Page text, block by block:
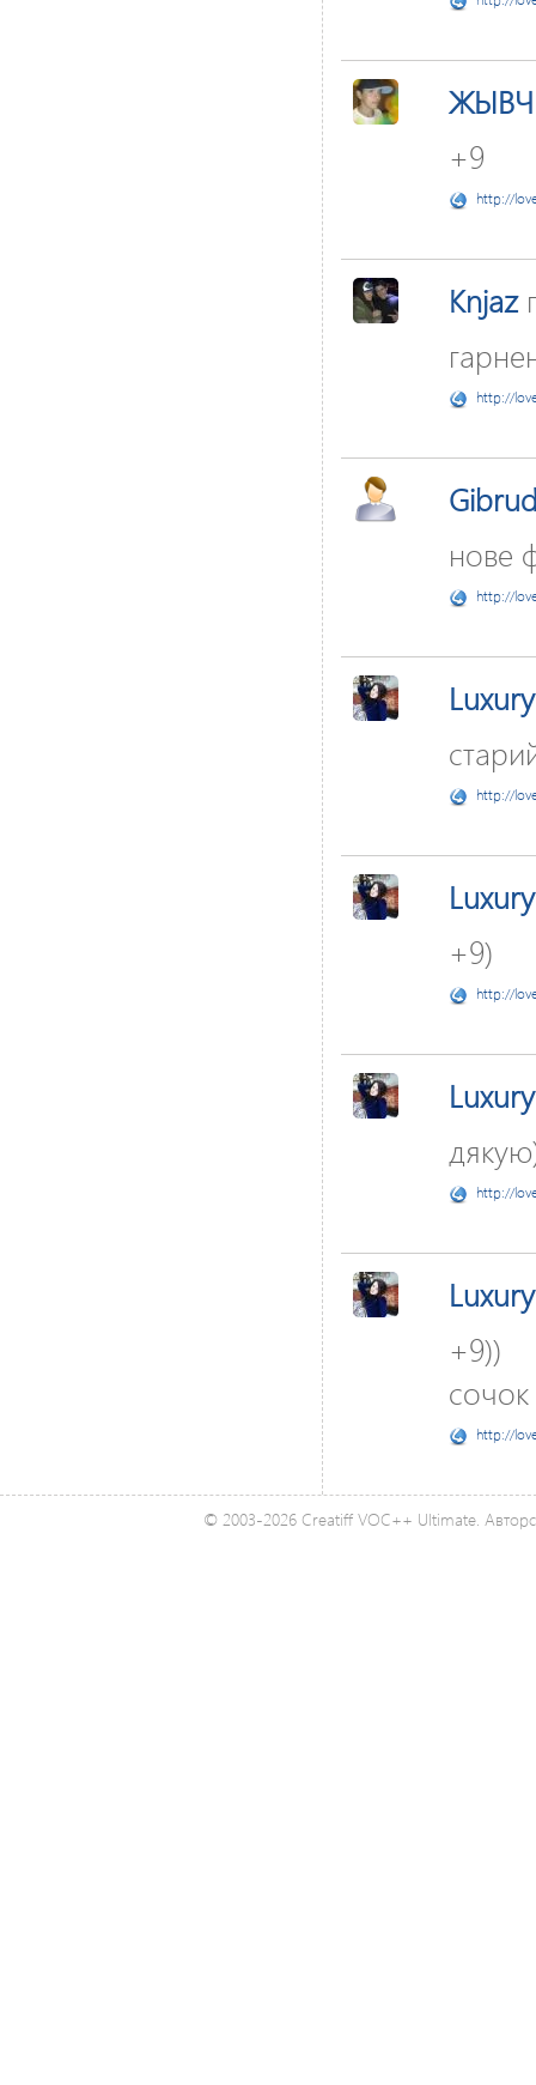
+9
http://
Knjaz
http://
нове
http://
Luxury
http://
Luxury
+9)
http://
Luxury
http://
Luxury
+9))
http://
© 2003-2026 Creatiff VOC++ Ultimate.